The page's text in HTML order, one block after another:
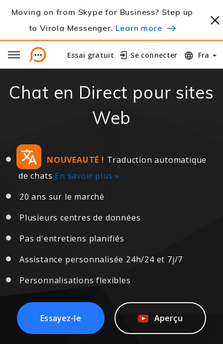
Moving on from Skype for Business? Step up
to Virola Messenger. Learn more
Essai gratuit
Essai gratuit Se connecter
Se connecter Fra
Chat en Direct pour sites
Web
NOUVEAUTÉ ! Traduction automatique
de chats En savoir plus »
20 ans sur le marché
Plusieurs centres de données
Pas d'entretiens planifiés
Assistance personnalisée 24h/24 et 7j/7
Personnalisations flexibles
Essayez-le
Essayez-le Aperçu
Aperçu